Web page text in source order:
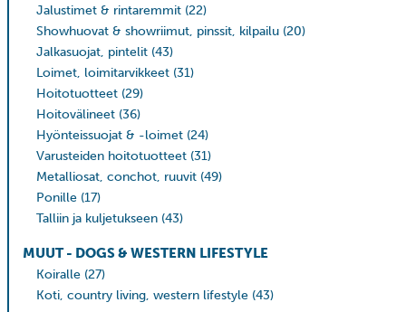
Jalustimet & rintaremmit (22)
Showhuovat & showriimut, pinssit, kilpailu (20)
Jalkasuojat, pintelit (43)
Loimet, loimitarvikkeet (31)
Hoitotuotteet (29)
Hoitovälineet (36)
Hyönteissuojat & -loimet (24)
Varusteiden hoitotuotteet (31)
Metalliosat, conchot, ruuvit (49)
Ponille (17)
Talliin ja kuljetukseen (43)
MUUT - DOGS & WESTERN LIFESTYLE
Koiralle (27)
Koti, country living, western lifestyle (43)